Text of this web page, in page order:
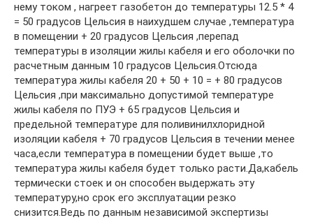
нему током , нагреет газобетон до температуры 12.5 * 4
= 50 градусов Цельсия в наихудшем случае ,температура
в помещении + 20 градусов Цельсия ,перепад
температуры в изоляции жилы кабеля и его оболочки по
расчетным данным 10 градусов Цельсия.Отсюда
температура жилы кабеля 20 + 50 + 10 = + 80 градусов
Цельсия ,при максимально допустимой температуре
жилы кабеля по ПУЭ + 65 градусов Цельсия и
предельной температуре для поливинилхлоридной
изоляции кабеля + 70 градусов Цельсия в течении менее
часа,если температура в помещении будет выше ,то
температура жилы кабеля будет только расти.Да,кабель
термически стоек и он способен выдержать эту
температуру,но срок его эксплуатации резко
снизится.Ведь по данным независимой экспертизы